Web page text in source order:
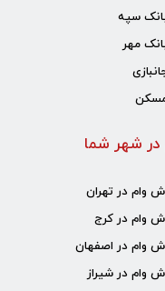
بانک سپه
مهر
مسکن
شهر شما
وام در تهران
وام در کرج
وام در اصفهان
وام در شیراز